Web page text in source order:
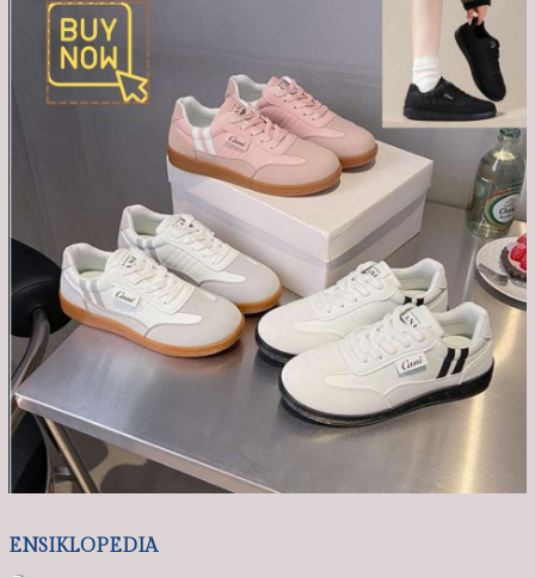
ENSIKLOPEDIA